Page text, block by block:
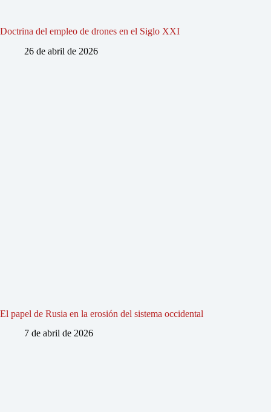
Doctrina del empleo de drones en el Siglo XXI
26 de abril de 2026
El papel de Rusia en la erosión del sistema occidental
7 de abril de 2026